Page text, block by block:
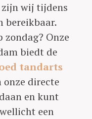
zijn wij tijdens
bereikbaar.
zondag? Onze
biedt de
tandarts
directe
en kunt
een